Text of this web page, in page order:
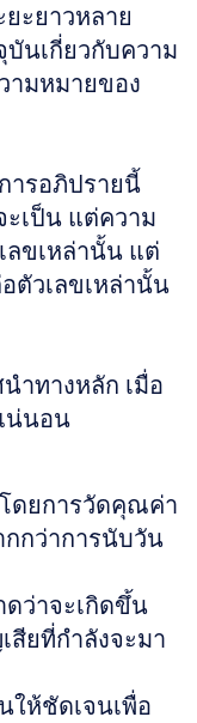
ะยาวหลาย
บันเกี่ยวกับความ
ามหมายของ
ารอภิปรายนี้
เป็น แต่ความ
ลขเหล่านั้น แต่
ตัวเลขเหล่านั้น
ำทางหลัก เมื่อ
น่นอน
ดยการวัดคุณค่า
กว่าการนับวัน
ว่าจะเกิดขึ้น
สียที่กำลังจะมา
ให้ชัดเจนเพื่อ